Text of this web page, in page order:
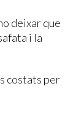
deixar que
i la
costats per